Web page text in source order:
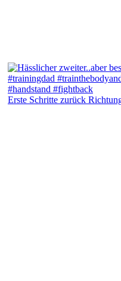
Erste Schritte zurück